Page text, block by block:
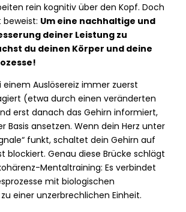
rein kognitiv über den Kopf. Doch
beweist: Um eine nachhaltige und
deiner Leistung zu
du deinen Körper und deine
einem Auslösereiz immer zuerst
(etwa durch einen veränderten
erst danach das Gehirn informiert,
Basis ansetzen. Wenn dein Herz unter
funkt, schaltet dein Gehirn auf
blockiert. Genau diese Brücke schlägt
Mentaltraining: Es verbindet
mit biologischen
einer unzerbrechlichen Einheit.